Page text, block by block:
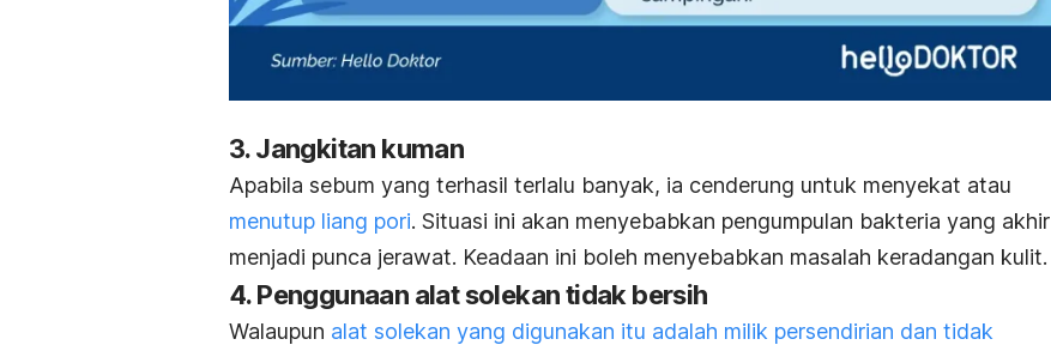
3. Jangkitan kuman
Apabila sebum yang terhasil terlalu banyak, ia cenderung untuk menyekat atau
menutup liang pori. Situasi ini akan menyebabkan pengumpulan bakteria yang akhir
menjadi punca jerawat. Keadaan ini boleh menyebabkan masalah keradangan kulit.
4. Penggunaan alat solekan tidak bersih
Walaupun alat solekan yang digunakan itu adalah milik persendirian dan tidak